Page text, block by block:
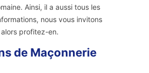
Ainsi, il a aussi tous les
nous vous invitons
profitez-en.
de Maçonnerie